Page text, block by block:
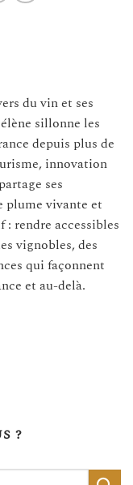
du vin et ses
sillonne les
depuis plus de
innovation
ses
plume vivante et
rendre accessibles
vignobles, des
qui façonnent
et au-delà.
?